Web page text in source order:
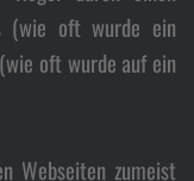
(wie oft wurde ein
oft wurde auf ein
Webseiten zumeist